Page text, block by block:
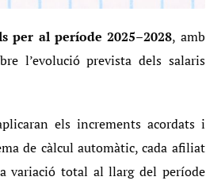
per al període 2025–2028, amb
l’evolució prevista dels salaris
els increments acordats i
de càlcul automàtic, cada afiliat
variació total al llarg del període